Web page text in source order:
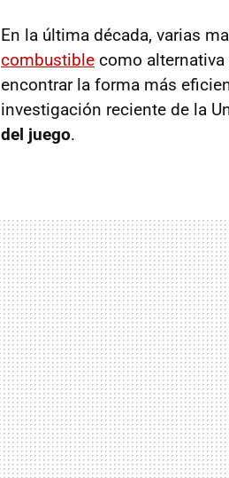
En la última década, varias
combustible como alternativa
encontrar la forma más
investigación reciente de la
del juego.